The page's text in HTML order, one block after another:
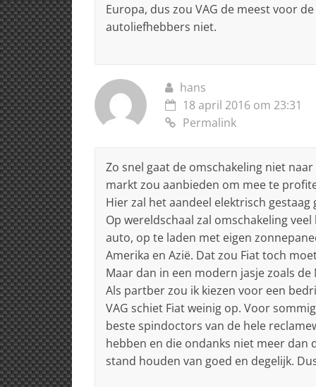
Europa, dus zou VAG de meest voor
autoliefhebbers niet.
hans
18 april 2016 om 23:31
Permalink
Zo snel gaat de omschakeling niet
markt zou aanbieden om mee te
Hier zal het aandeel elektrisch
Op wereldschaal zal omschakeling
auto, op te laden met eigen
Amerika en Azië. Dat zou Fiat toch
Maar dan in een modern jasje zoals de
Als partber zou ik kiezen voor een
VAG schiet Fiat weinig op. Voor
beste spindoctors van de hele
hebben en die ondanks niet meer dan
stand houden van goed en degelijk.